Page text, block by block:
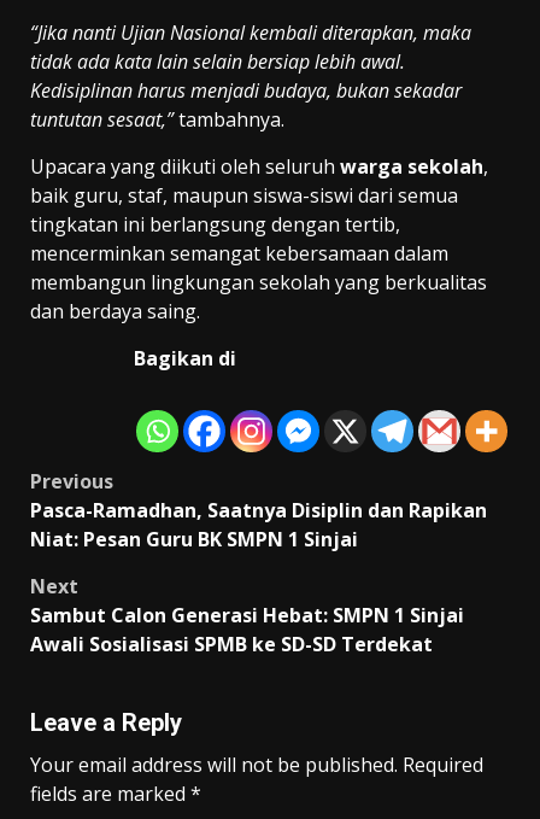
“Jika nanti Ujian Nasional kembali diterapkan, maka
tidak ada kata lain selain bersiap lebih awal.
Kedisiplinan harus menjadi budaya, bukan sekadar
tuntutan sesaat,”tambahnya.
Upacara yang diikuti oleh seluruh warga sekolah,
baik guru, staf, maupun siswa-siswi dari semua
tingkatan ini berlangsung dengan tertib,
mencerminkan semangat kebersamaan dalam
membangun lingkungan sekolah yang berkualitas
dan berdaya saing.
Bagikan di
Post
navigation
Previous
Pasca-Ramadhan, Saatnya Disiplin dan Rapikan
Niat: Pesan Guru BK SMPN 1 Sinjai
Next
Sambut Calon Generasi Hebat: SMPN 1 Sinjai
Awali Sosialisasi SPMB ke SD-SD Terdekat
Leave a Reply
Your email address will not be published. Required
fields are marked *